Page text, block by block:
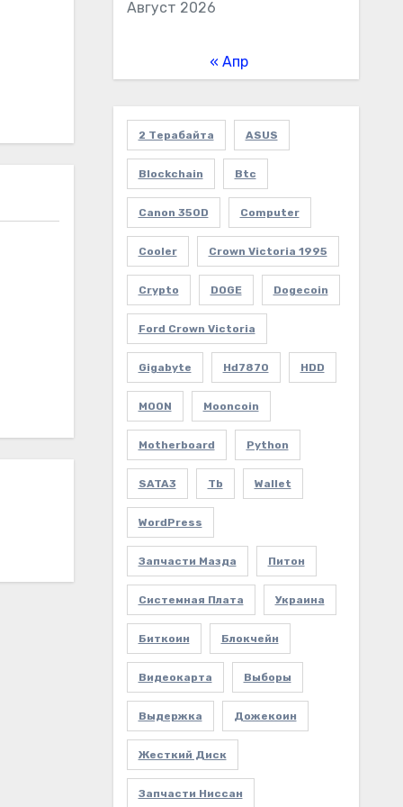
Август 2026
« Апр
2 Терабайта ASUS
Blockchain Btc
Canon 350D Computer
Cooler Crown Victoria 1995
Crypto DOGE Dogecoin
Ford Crown Victoria
Gigabyte Hd7870 HDD
MOON Mooncoin
Motherboard Python
SATA3 Tb Wallet
WordPress
Запчасти Мазда Питон
Системная Плата Украина
Биткоин Блокчейн
Видеокарта Выборы
Выдержка Дожекоин
Жесткий Диск
Запчасти Ниссан